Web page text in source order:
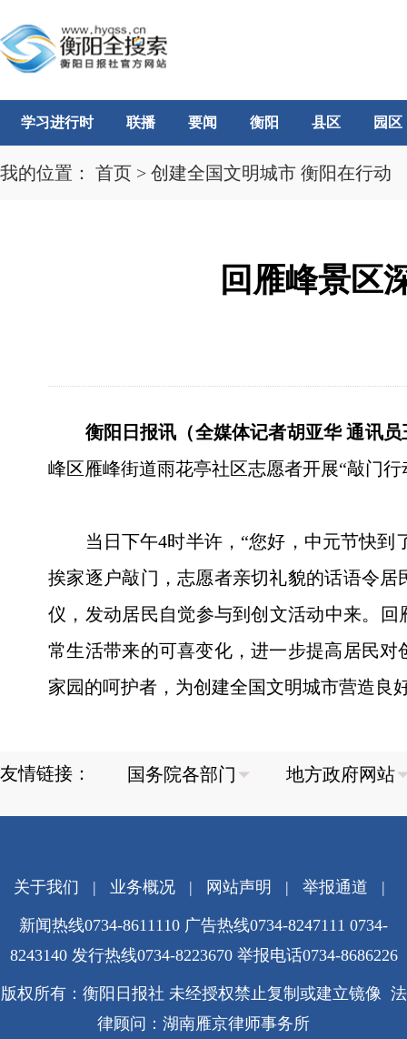
学习进行时 联播 要闻 衡阳 县区 园区
我的位置： 首页 > 创建全国文明城市 衡阳在行动
回雁峰景区
衡阳日报讯（全媒体记者胡亚华 通讯员
峰区雁峰街道雨花亭社区志愿者开展“敲门
当日下午4时半许，“您好，中元节快到了
挨家逐户敲门，志愿者亲切礼貌的话语令
仪，发动居民自觉参与到创文活动中来。
常生活带来的可喜变化，进一步提高居民
家园的呵护者，为创建全国文明城市营造良
友情链接：
关于我们 | 业务概况| 网站声明 | 举报通道 |
新闻热线0734-8611110 广告热线0734-8247111 0734-
8243140 发行热线0734-8223670 举报电话0734-8686226
版权所有：衡阳日报社 未经授权禁止复制或建立镜像 法
律顾问：湖南雁京律师事务所